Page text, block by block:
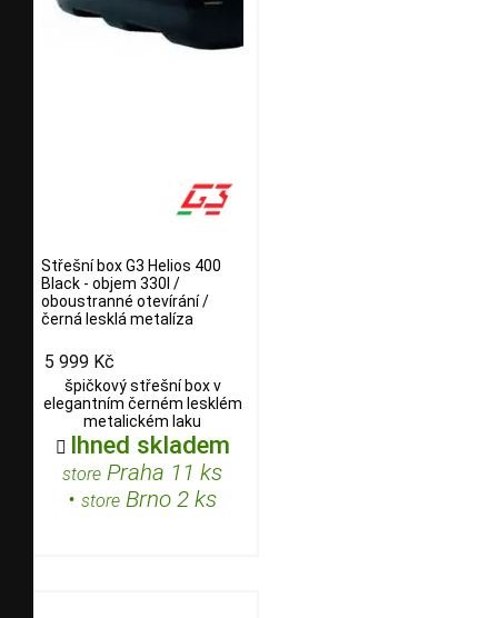
Střešní box G3 Helios 400
Black - objem 330l /
oboustranné otevírání /
černá lesklá metalíza
5 999 Kč
špičkový střešní box v
elegantním černém lesklém
metalickém laku
 Ihned skladem
store Praha 11 ks
• store Brno 2 ks